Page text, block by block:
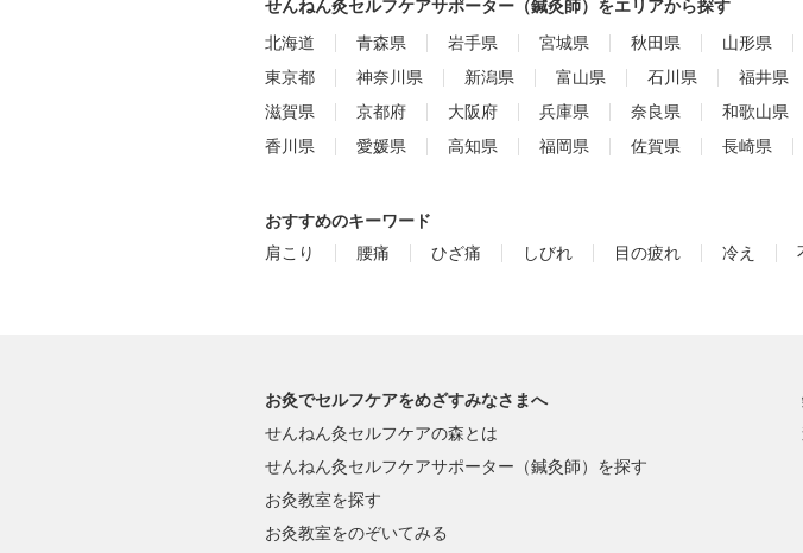
せんねん灸セルフケアサポーター（鍼灸師）をエリアから探す
北海道
青森県 岩手県 宮城県 秋田県 山形県
東京都
神奈川県 新潟県 富山県 石川県 福井県
滋賀県
京都府 大阪府 兵庫県 奈良県 和歌山県
香川県
愛媛県 高知県 福岡県 佐賀県 長崎県
おすすめのキーワード
肩こり
腰痛 ひざ痛 しびれ 目の疲れ 冷え
お灸でセルフケアをめざすみなさまへ
せんねん灸セルフケアの森とは
せんねん灸セルフケアサポーター（鍼灸師）を探す
お灸教室を探す
お灸教室をのぞいてみる